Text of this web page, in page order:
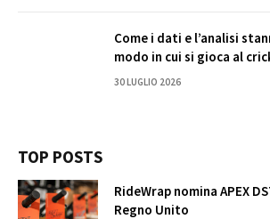
Come i dati e l’analisi
modo in cui si gioca al
30 LUGLIO 2026
TOP POSTS
RideWrap nomina APEX
Regno Unito